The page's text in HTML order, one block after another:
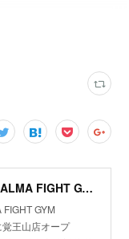
ブラジリアン柔術道場 ALMA FIGHT GYM HOMIES(ホーミーズ)
GYM
王山店オープ